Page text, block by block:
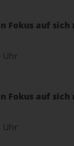
Fokus auf sich
Uhr
Fokus auf sich
Uhr